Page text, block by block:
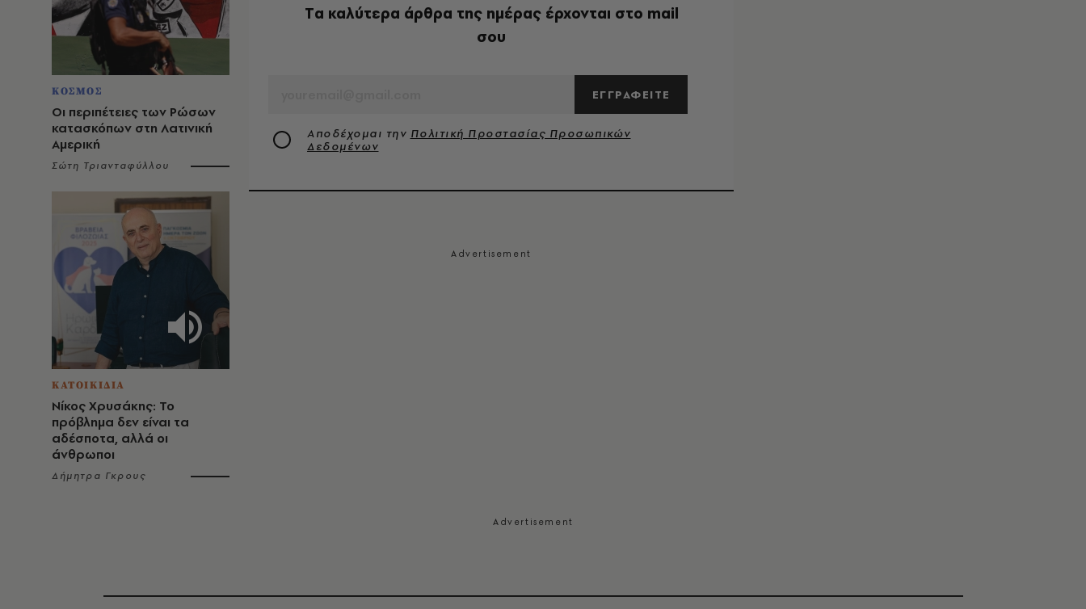
ΚΟΣΜΟΣ
Οι περιπέτειες των Ρώσων
κατασκόπων στη Λατινική
Αμερική
Σώτη Τριανταφύλλου
ΚΑΤΟΙΚΙΔΙΑ
Νίκος Χρυσάκης: Το
πρόβλημα δεν είναι τα
αδέσποτα, αλλά οι
άνθρωποι
Δήμητρα Γκρους
Tα καλύτερα άρθρα της ημέρας έρχονται στο mail
σου
ΕΓΓΡΑΦΕΙΤΕ
Αποδέχομαι την Πολιτική Προστασίας Προσωπικών
Δεδομένων